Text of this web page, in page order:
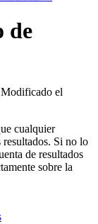
de
Modificado el
cualquier
resultados. Si no lo
de resultados
sobre la